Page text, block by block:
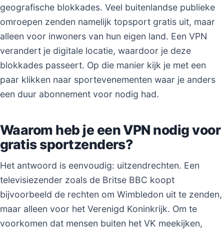
geografische blokkades. Veel buitenlandse publieke
omroepen zenden namelijk topsport gratis uit, maar
alleen voor inwoners van hun eigen land. Een VPN
verandert je digitale locatie, waardoor je deze
blokkades passeert. Op die manier kijk je met een
paar klikken naar sportevenementen waar je anders
een duur abonnement voor nodig had.
Waarom heb je een VPN nodig voor
gratis sportzenders?
Het antwoord is eenvoudig: uitzendrechten. Een
televisiezender zoals de Britse BBC koopt
bijvoorbeeld de rechten om Wimbledon uit te zenden,
maar alleen voor het Verenigd Koninkrijk. Om te
voorkomen dat mensen buiten het VK meekijken,